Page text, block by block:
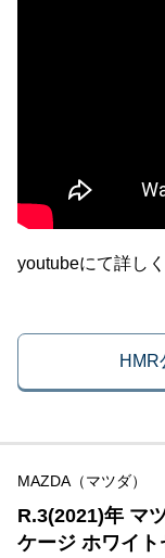
youtubeにて詳し
HMR
MAZDA（マツダ）
R.3(2021)年 マ
ケージ ホワイ